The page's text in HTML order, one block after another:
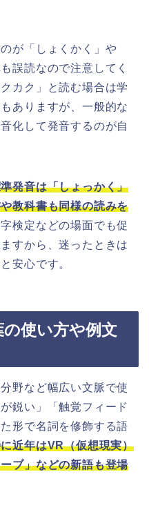
が「しょくかく」や
誤読なので注意してく
カク」と読む場合は学
ありますが、一般的な
化して発音するのが自
発音は「しょっかく」
教科書も同様の読みを
検定などの場面でも促
すから、迷ったときは
安心です。
の使い方や例文
野など幅広い文脈で使
鋭い」「触覚フィード
形で名詞を修飾する語
近年はVR（仮想現実）
ブ」などの新語も登場